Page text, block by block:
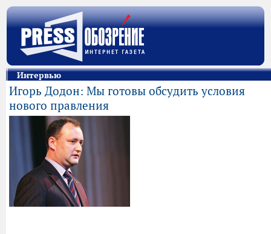
Интервью
Игорь Додон: Мы готовы обсудить условия
нового правления